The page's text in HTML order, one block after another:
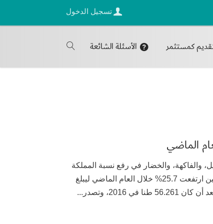
تسجيل الدخول
كمستثمر الأسئلة الشائعة
منتجات النخيل، والفاكهة، والخضار في رفع نسبة المملكة
من إنتاج الزراعة العضوية بـ 8.4% خلال 4 سنوات في حين ارتفعت 25.7% خلال العام الماضي ليبلغ